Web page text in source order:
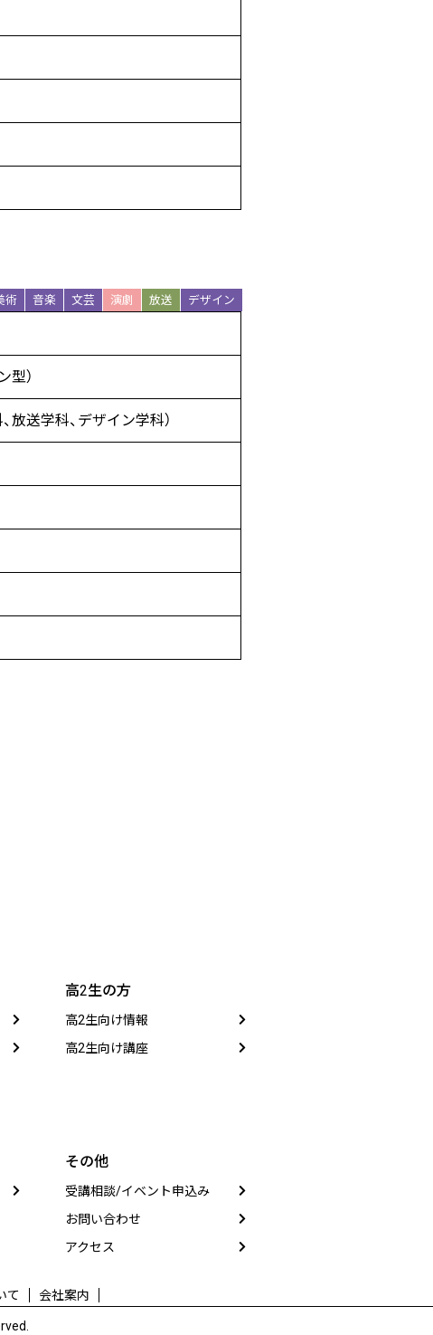
術 音楽 文芸 演劇 放送 デザイン
型）
放送学科、デザイン学科）
高2生の方
高2生向け情報
高2生向け講座
その他
受講相談/イベント申込み
お問い合わせ
アクセス
て 会社案内